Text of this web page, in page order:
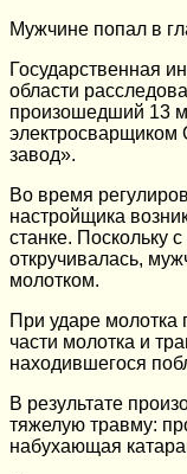
Мужчине попал в
Государственная
области
произошедший 13
электросварщиком
завод».
Во время
настройщика
станке. Поскольку
откручивалась,
молотком.
При ударе молотка
части молотка и
находившегося
В результате
тяжелую травму:
набухающая